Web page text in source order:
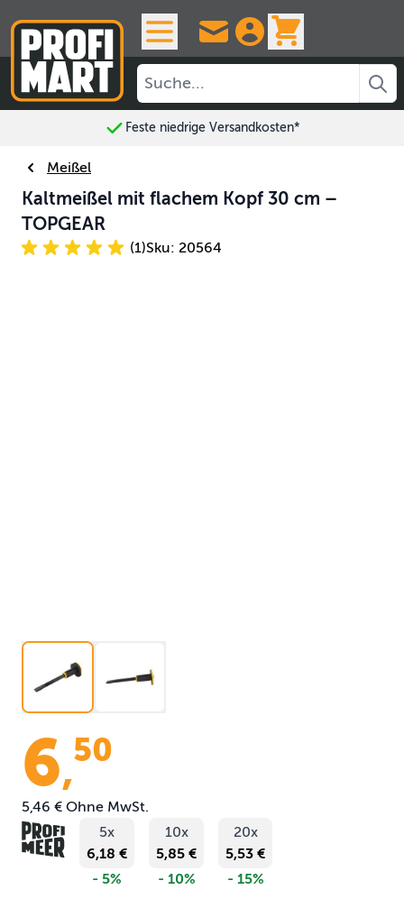
Feste niedrige Versandkosten*
Meißel
Kaltmeißel mit flachem Kopf 30 cm –
TOPGEAR
(1)Sku: 20564
6,50
5,46 € Ohne MwSt.
5x
6,18 €
- 5%
10x
5,85 €
- 10%
20x
5,53 €
- 15%